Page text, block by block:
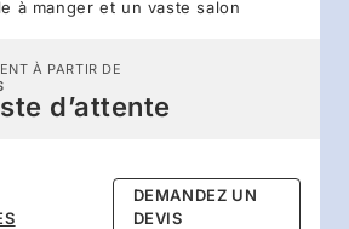
à manger et un vaste salon
À PARTIR DE
d’attente
DEMANDEZ UN
DEVIS